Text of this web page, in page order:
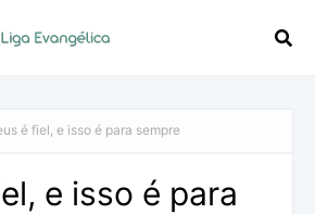
é fiel, e isso é para sempre
e isso é para